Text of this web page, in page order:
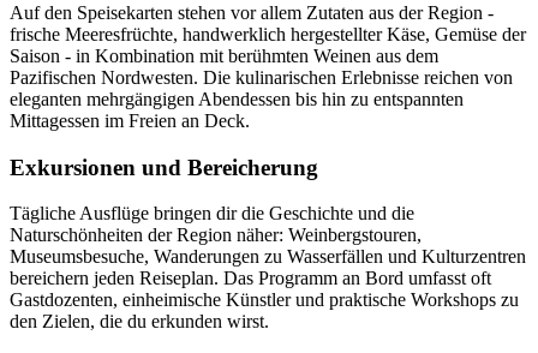
Auf den Speisekarten stehen vor allem Zutaten aus der Region -
frische Meeresfrüchte, handwerklich hergestellter Käse, Gemüse der
Saison - in Kombination mit berühmten Weinen aus dem
Pazifischen Nordwesten. Die kulinarischen Erlebnisse reichen von
eleganten mehrgängigen Abendessen bis hin zu entspannten
Mittagessen im Freien an Deck.
Exkursionen und Bereicherung
Tägliche Ausflüge bringen dir die Geschichte und die
Naturschönheiten der Region näher: Weinbergstouren,
Museumsbesuche, Wanderungen zu Wasserfällen und Kulturzentren
bereichern jeden Reiseplan. Das Programm an Bord umfasst oft
Gastdozenten, einheimische Künstler und praktische Workshops zu
den Zielen, die du erkunden wirst.